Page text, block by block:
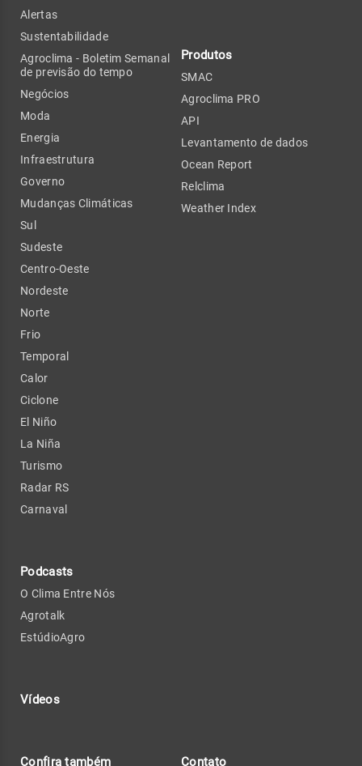
Alertas
Sustentabilidade
Agroclima - Boletim Semanal
de previsão do tempo
Negócios
Moda
Energia
Infraestrutura
Governo
Mudanças Climáticas
Sul
Sudeste
Centro-Oeste
Nordeste
Norte
Frio
Temporal
Calor
Ciclone
El Niño
La Niña
Turismo
Radar RS
Carnaval
Podcasts
O Clima Entre Nós
Agrotalk
EstúdioAgro
Vídeos
Produtos
SMAC
Agroclima PRO
API
Levantamento de dados
Ocean Report
Relclima
Weather Index
Confira também Contato